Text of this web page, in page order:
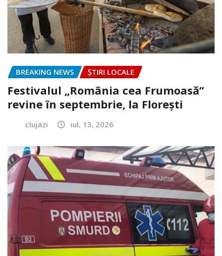
BREAKING NEWS ȘTIRI LOCALE
Festivalul „România cea Frumoasă”
revine în septembrie, la Florești
clujazi iul. 13, 2026